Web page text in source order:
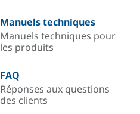
Manuels techniques
Manuels techniques pour
les produits
FAQ
Réponses aux questions
des clients